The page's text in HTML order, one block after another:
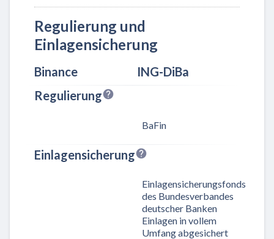
Regulierung und
Einlagensicherung
Binance
ING-DiBa
Regulierung
BaFin
Einlagensicherung
Einlagensicherungsfonds
des Bundesverbandes
deutscher Banken
Einlagen in vollem
Umfang abgesichert